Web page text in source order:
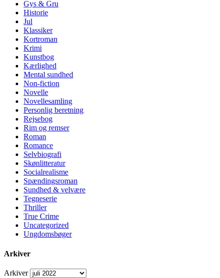
Gys & Gru
Historie
Jul
Klassiker
Kortroman
Krimi
Kunstbog
Kærlighed
Mental sundhed
Non-fiction
Novelle
Novellesamling
Personlig beretning
Rejsebog
Rim og remser
Roman
Romance
Selvbiografi
Skønlitteratur
Socialrealisme
Spændingsroman
Sundhed & velvære
Tegneserie
Thriller
True Crime
Uncategorized
Ungdomsbøger
Arkiver
Arkiver